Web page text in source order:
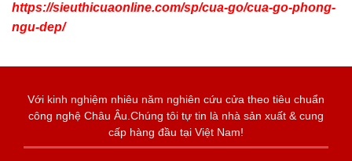
https://sieuthicuaonline.com/sp/cua-go/cua-go-phong-
ngu-dep/
Với kinh nghiệm nhiêu năm nghiên cứu cửa theo tiêu chuẩn
công nghệ Châu Âu.Chúng tôi tự tin là nhà sản xuất & cung
cấp hàng đầu tại Việt Nam!